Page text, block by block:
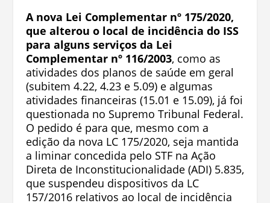
A nova Lei Complementar nº 175/2020,
que alterou o local de incidência do ISS
para alguns serviços da Lei
Complementar nº 116/2003, como as
atividades dos planos de saúde em geral
(subitem 4.22, 4.23 e 5.09) e algumas
atividades financeiras (15.01 e 15.09), já foi
questionada no Supremo Tribunal Federal.
O pedido é para que, mesmo com a
edição da nova LC 175/2020, seja mantida
a liminar concedida pelo STF na Ação
Direta de Inconstitucionalidade (ADI) 5.835,
que suspendeu dispositivos da LC
157/2016 relativos ao local de incidência